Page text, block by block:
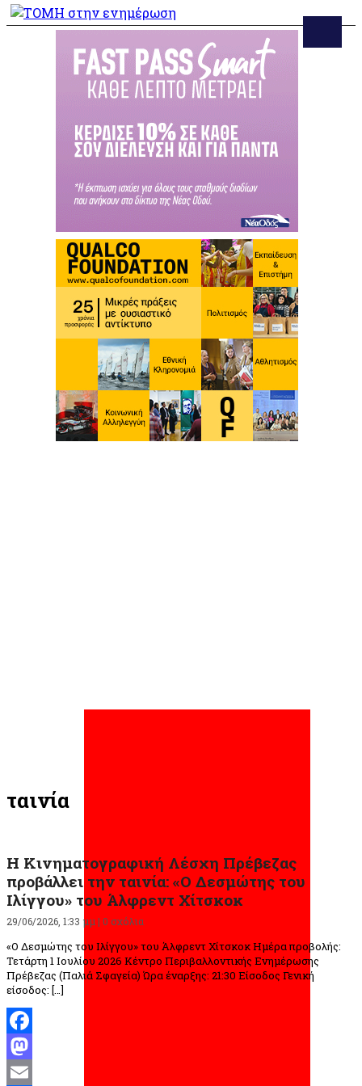
ταινία
Η Κινηματογραφική Λέσχη Πρέβεζας
προβάλλει την ταινία: «Ο Δεσμώτης του
Ιλίγγου» του Άλφρεντ Χίτσκοκ
29/06/2026, 1:33 μμ | 0 σχόλια
«Ο Δεσμώτης του Ιλίγγου» του Άλφρεντ Χίτσκοκ Ημέρα προβολής:
Τετάρτη 1 Ιουλίου 2026 Κέντρο Περιβαλλοντικής Ενημέρωσης
Πρέβεζας (Παλιά Σφαγεία) Ώρα έναρξης: 21:30 Είσοδος Γενική
είσοδος: […]
Facebook
Mastodon